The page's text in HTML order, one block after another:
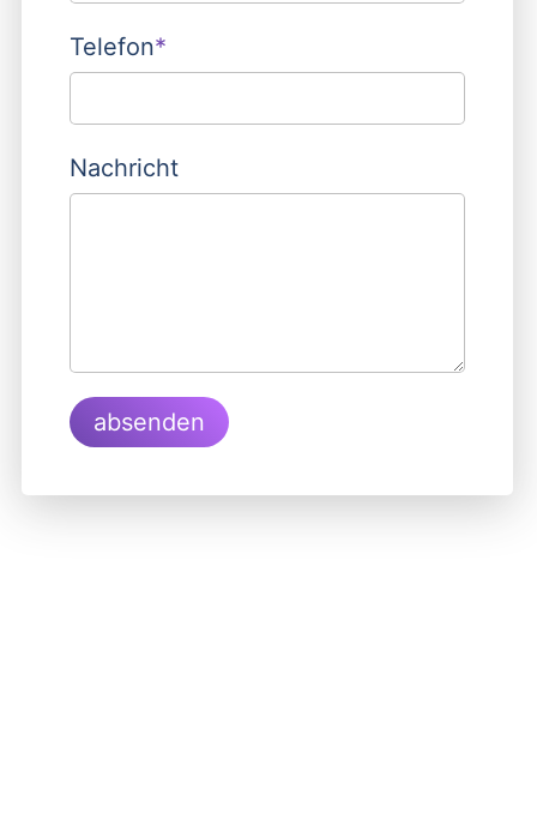
Pflichtfeld
Telefon*
Nachricht
absenden